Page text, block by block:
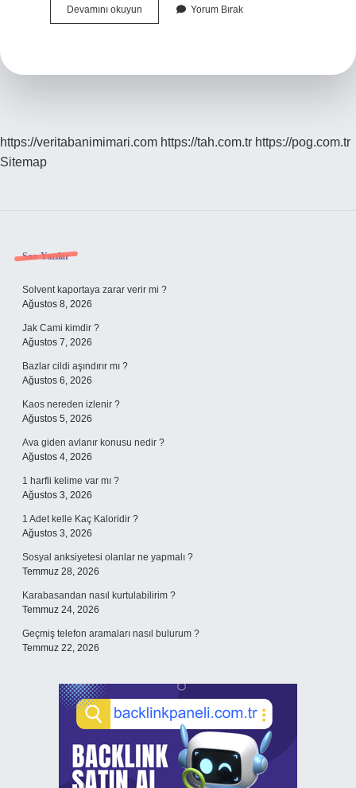
Devamını okuyun
Ve
Yorum Bırak
https://veritabanimimari.com https://tah.com.tr https://pog.com.tr
Sitemap
Sidebar
Son Yazılar
Solvent kaportaya zarar verir mi ?
Ağustos 8, 2026
Jak Cami kimdir ?
Ağustos 7, 2026
Bazlar cildi aşındırır mı ?
Ağustos 6, 2026
Kaos nereden izlenir ?
Ağustos 5, 2026
Ava giden avlanır konusu nedir ?
Ağustos 4, 2026
1 harfli kelime var mı ?
Ağustos 3, 2026
1 Adet kelle Kaç Kaloridir ?
Ağustos 3, 2026
Sosyal anksiyetesi olanlar ne yapmalı ?
Temmuz 28, 2026
Karabasandan nasıl kurtulabilirim ?
Temmuz 24, 2026
Geçmiş telefon aramaları nasıl bulurum ?
Temmuz 22, 2026